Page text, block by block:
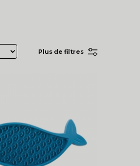
Plus de filtres